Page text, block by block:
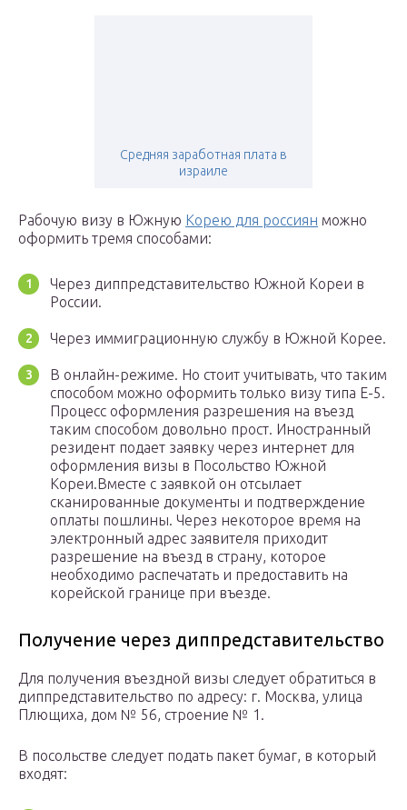
Средняя заработная плата в
израиле
Рабочую визу в Южную Корею для россиян можно
оформить тремя способами:
Через диппредставительство Южной Кореи в
России.
Через иммиграционную службу в Южной Корее.
В онлайн-режиме. Но стоит учитывать, что таким
способом можно оформить только визу типа Е-5.
Процесс оформления разрешения на въезд
таким способом довольно прост. Иностранный
резидент подает заявку через интернет для
оформления визы в Посольство Южной
Кореи.Вместе с заявкой он отсылает
сканированные документы и подтверждение
оплаты пошлины. Через некоторое время на
электронный адрес заявителя приходит
разрешение на въезд в страну, которое
необходимо распечатать и предоставить на
корейской границе при въезде.
Получение через диппредставительство
Для получения въездной визы следует обратиться в
диппредставительство по адресу: г. Москва, улица
Плющиха, дом № 56, строение № 1.
В посольстве следует подать пакет бумаг, в который
входят: